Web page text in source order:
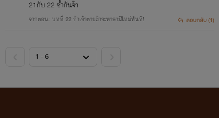
21กับ 22 ซ้ำกันจ้า
จากตอน: บทที่ 22 ถ้าเจ้าตายข้าจะหาสามีใหม่ทันที! ตอบกลับ (1)